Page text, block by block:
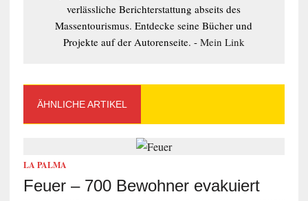
verlässliche Berichterstattung abseits des
Massentourismus. Entdecke seine Bücher und
Projekte auf der Autorenseite. - Mein Link
ÄHNLICHE ARTIKEL
LA PALMA
Feuer – 700 Bewohner evakuiert